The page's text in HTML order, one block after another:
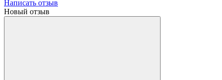
Написать отзыв
Новый отзыв